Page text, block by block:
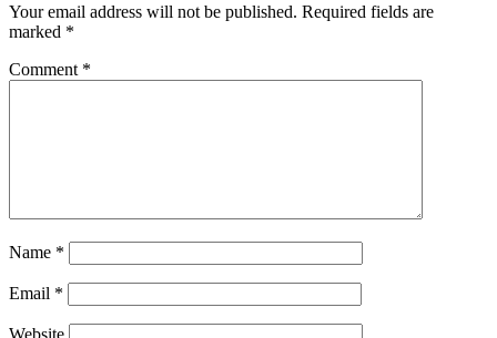
Your email address will not be published. Required fields are
marked *
Comment *
Name *
Email *